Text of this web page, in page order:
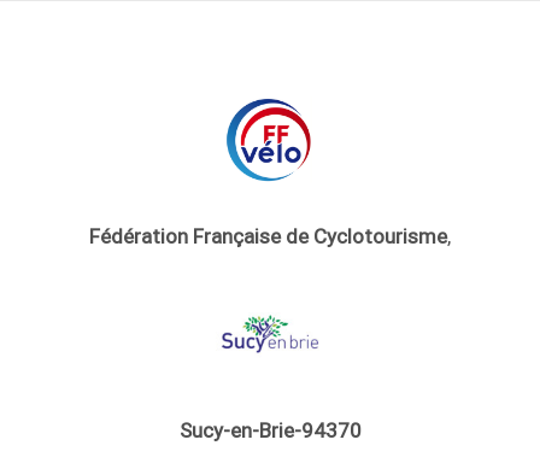
Fédération Française de Cyclotourisme,
Sucy-en-Brie-94370